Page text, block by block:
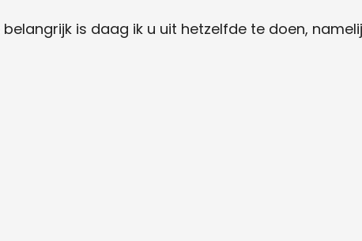
is daag ik u uit hetzelfde te doen,